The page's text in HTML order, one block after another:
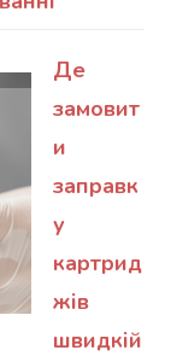
Де
замовит
и
заправк
у
картрид
жів
швидкій